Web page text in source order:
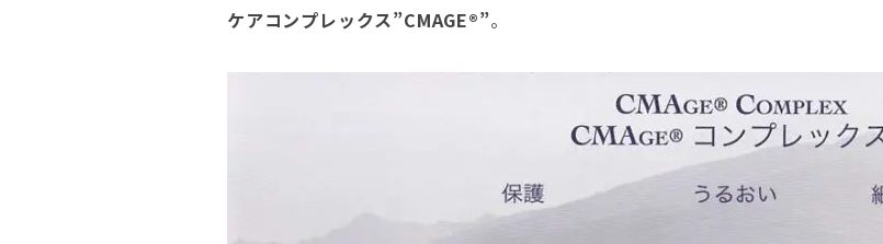
ケアコンプレックス”CMAGE®”。